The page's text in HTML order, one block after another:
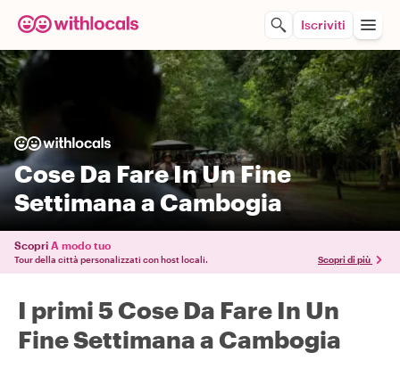
Iscriviti
Cose Da Fare In Un Fine
Settimana a Cambogia
Scopri A modo tuo
Tour della città personalizzati con host locali. Scopri di più
I primi 5 Cose Da Fare In Un
Fine Settimana a Cambogia